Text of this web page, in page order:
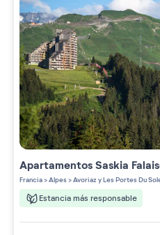
ApartamentosSaskia
Francia>Alpes>Avoriaz y Les Portes Du
Estancia más responsable